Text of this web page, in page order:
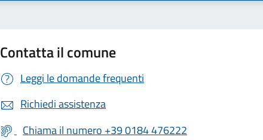
Contatta il comune
Leggi le domande frequenti
Richiedi assistenza
Chiama il numero +39 0184 476222